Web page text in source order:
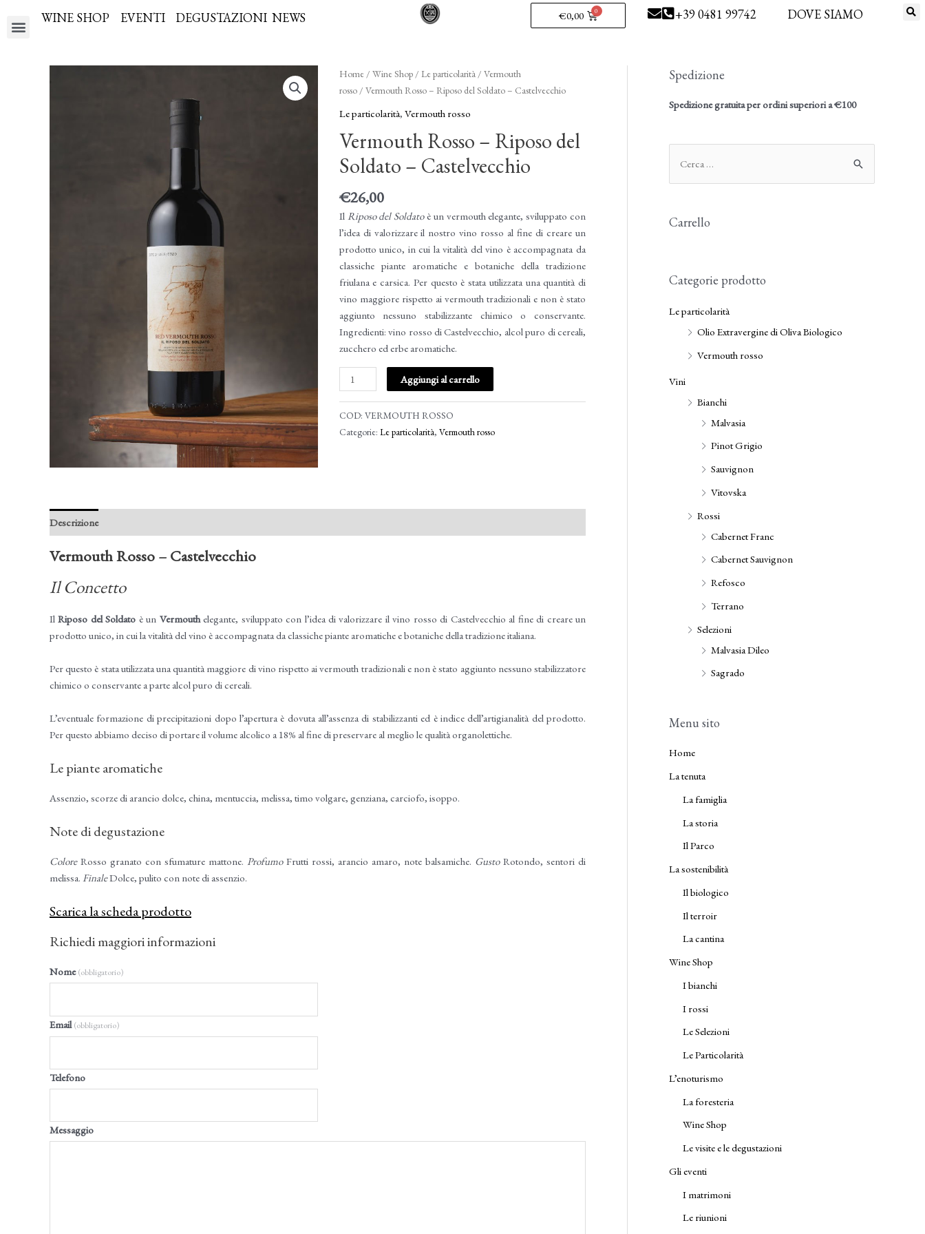
WINE SHOP EVENTI DEGUSTAZIONI NEWS €0,00 +39 0481 99742 DOVE SIAMO
Home/ Wine Shop/ Le particolarità/ Vermouth
rosso/ Vermouth Rosso – Riposo del Soldato – Castelvecchio
Le particolarità, Vermouth rosso
Vermouth Rosso – Riposo del
Soldato – Castelvecchio
€26,00
Il Riposo del Soldatoè un vermouth elegante, sviluppato con
l’idea di valorizzare il nostro vino rosso al fine di creare un
prodotto unico, in cui la vitalità del vino è accompagnata da
classiche piante aromatiche e botaniche della tradizione
friulana e carsica. Per questo è stata utilizzata una quantità di
vino maggiore rispetto ai vermouth tradizionali e non è stato
aggiunto nessuno stabilizzante chimico o conservante.
Ingredienti: vino rosso di Castelvecchio, alcol puro di cereali,
zucchero ed erbe aromatiche.
Aggiungi al carrello
COD: VERMOUTH ROSSO
Categorie: Le particolarità, Vermouth rosso
Descrizione
Vermouth Rosso – Castelvecchio
Il Concetto
IlRiposo del Soldato è un Vermouthelegante, sviluppato con l’idea di valorizzare il vino rosso di Castelvecchio al fine di creare un
prodotto unico, in cui la vitalità del vino è accompagnata da classiche piante aromatiche e botaniche della tradizione italiana.
Per questo è stata utilizzata una quantità maggiore di vino rispetto ai vermouth tradizionali e non è stato aggiunto nessuno stabilizzatore
chimico o conservante a parte alcol puro di cereali.
L’eventuale formazione di precipitazioni dopo l’apertura è dovuta all’assenza di stabilizzanti ed è indice dell’artigianalità del prodotto.
Per questo abbiamo deciso di portare il volume alcolico a 18% al fine di preservare al meglio le qualità organolettiche.
Le piante aromatiche
Assenzio, scorze di arancio dolce, china, mentuccia, melissa, timo volgare, genziana, carciofo, isoppo.
Note di degustazione
ColoreRosso granato con sfumature mattone. ProfumoFrutti rossi, arancio amaro, note balsamiche. GustoRotondo, sentori di
melissa. FinaleDolce, pulito con note di assenzio.
Scarica la scheda prodotto
Richiedi maggiori informazioni
Nome (obbligatorio)
Email (obbligatorio)
Telefono
Messaggio
Spedizione
Spedizione gratuita per ordini superiori a €100
Carrello
Categorie prodotto
Le particolarità
Olio Extravergine di Oliva Biologico
Vermouth rosso
Vini
Bianchi
Malvasia
Pinot Grigio
Sauvignon
Vitovska
Rossi
Cabernet Franc
Cabernet Sauvignon
Refosco
Terrano
Selezioni
Malvasia Dileo
Sagrado
Menu sito
Home
La tenuta
La famiglia
La storia
Il Parco
La sostenibilità
Il biologico
Il terroir
La cantina
Wine Shop
I bianchi
I rossi
Le Selezioni
Le Particolarità
L’enoturismo
La foresteria
Wine Shop
Le visite e le degustazioni
Gli eventi
I matrimoni
Le riunioni